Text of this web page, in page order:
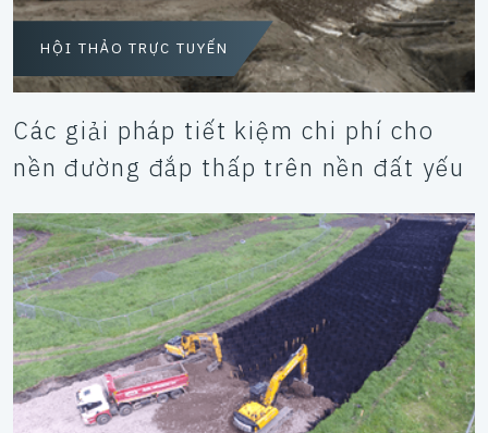
HỘI THẢO TRỰC TUYẾN
Các giải pháp tiết kiệm chi phí cho
nền đường đắp thấp trên nền đất yếu